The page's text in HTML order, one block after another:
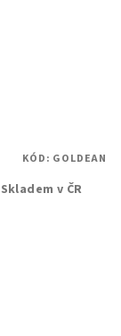
Skladem v ČR
KÓD: GOLDEAN